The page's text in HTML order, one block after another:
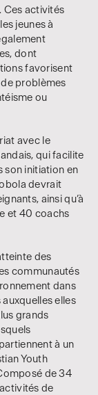
Ces activités
jeunes à
dont
favorisent
de problèmes
ou
avec le
qui facilite
son initiation en
devrait
ainsi qu’à
et 40 coachs
des
communautés
dans
elles
grands
à un
Youth
de 34
de